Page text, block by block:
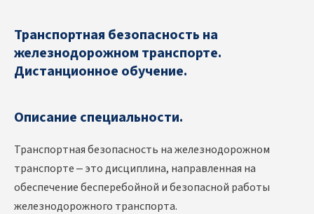
Транспортная безопасность на
железнодорожном транспорте.
Дистанционное обучение.
Описание специальности.
Транспортная безопасность на железнодорожном
транспорте – это дисциплина, направленная на
обеспечение бесперебойной и безопасной работы
железнодорожного транспорта.